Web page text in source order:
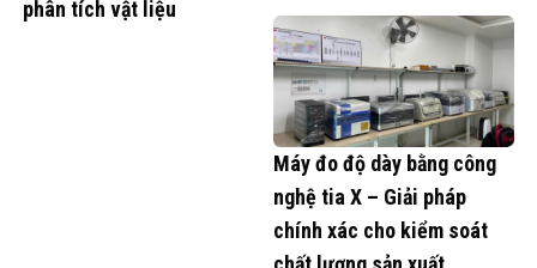
phân tích vật liệu
Máy đo độ dày bằng công
nghệ tia X – Giải pháp
chính xác cho kiểm soát